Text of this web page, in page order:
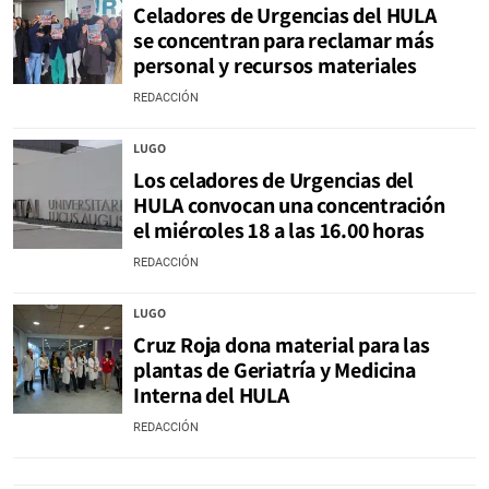
Celadores de Urgencias del HULA
se concentran para reclamar más
personal y recursos materiales
REDACCIÓN
LUGO
Los celadores de Urgencias del
HULA convocan una concentración
el miércoles 18 a las 16.00 horas
REDACCIÓN
LUGO
Cruz Roja dona material para las
plantas de Geriatría y Medicina
Interna del HULA
REDACCIÓN